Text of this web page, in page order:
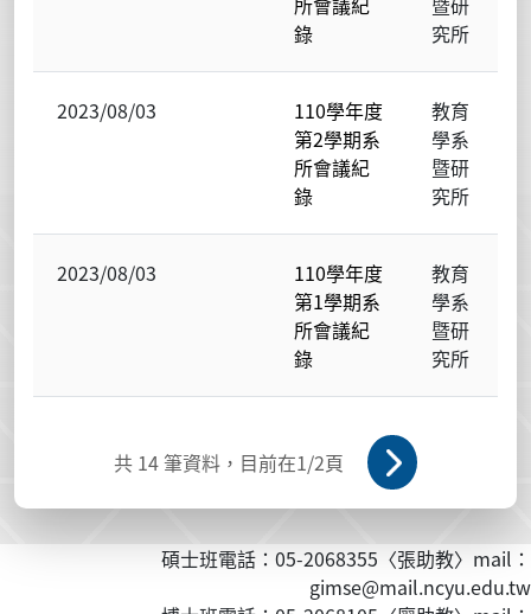
錄
究所
2023/08/03
110學年度
第2學期系
所會議紀
錄
教育
學系
暨研
究所
2023/08/03
110學年度
第1學期系
所會議紀
錄
教育
學系
暨研
究所
共 14 筆資料，目前在1/2頁
碩士班電話：05-2068355〈張助教〉mail：
gimse@mail.ncyu.edu.tw